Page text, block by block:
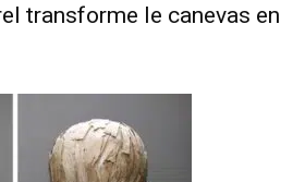
transforme le canevas en